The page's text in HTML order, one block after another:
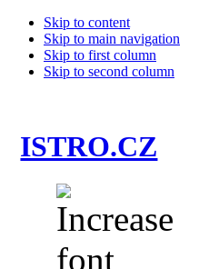
Skip to content
Skip to main navigation
Skip to first column
Skip to second column
ISTRO.CZ